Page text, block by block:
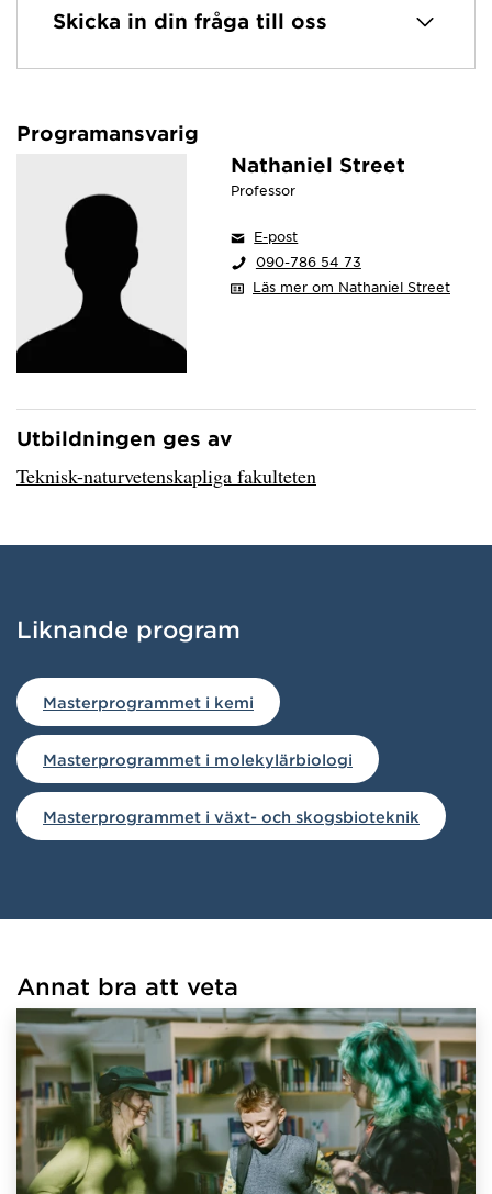
Skicka in din fråga till oss
Programansvarig
Nathaniel Street
Professor
E-post
090-786 54 73
Läs mer om Nathaniel Street
Har hämtat avsändare.
Utbildningen ges av
Teknisk-naturvetenskapliga fakulteten
Liknande program
Har hämtat liknande program.
Masterprogrammet i kemi
Masterprogrammet i molekylärbiologi
Masterprogrammet i växt- och skogsbioteknik
hämtat länkar.
Annat bra att veta